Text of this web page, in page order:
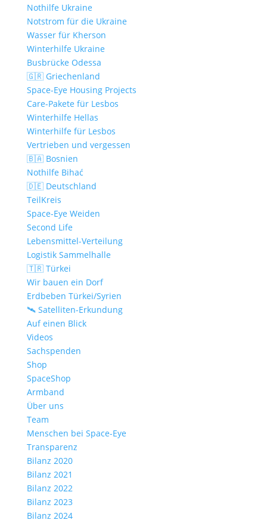
Nothilfe Ukraine
Notstrom für die Ukraine
Wasser für Kherson
Winterhilfe Ukraine
Busbrücke Odessa
🇬🇷 Griechenland
Space-Eye Housing Projects
Care-Pakete für Lesbos
Winterhilfe Hellas
Winterhilfe für Lesbos
Vertrieben und vergessen
🇧🇦 Bosnien
Nothilfe Bihać
🇩🇪 Deutschland
TeilKreis
Space-Eye Weiden
Second Life
Lebensmittel-Verteilung
Logistik Sammelhalle
🇹🇷 Türkei
Wir bauen ein Dorf
Erdbeben Türkei/Syrien
🛰️ Satelliten-Erkundung
Auf einen Blick
Videos
Sachspenden
Shop
SpaceShop
Armband
Über uns
Team
Menschen bei Space-Eye
Transparenz
Bilanz 2020
Bilanz 2021
Bilanz 2022
Bilanz 2023
Bilanz 2024